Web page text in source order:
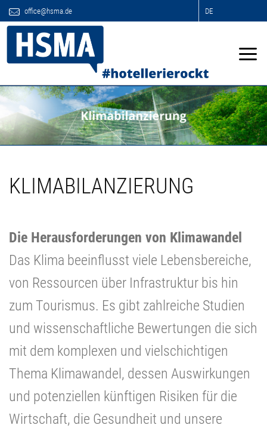
office@hsma.de DE
KLIMABILANZIERUNG
Die Herausforderungen von Klimawandel
Das Klima beeinflusst viele Lebensbereiche,
von Ressourcen über Infrastruktur bis hin
zum Tourismus. Es gibt zahlreiche Studien
und wissenschaftliche Bewertungen die sich
mit dem komplexen und vielschichtigen
Thema Klimawandel, dessen Auswirkungen
und potenziellen künftigen Risiken für die
Wirtschaft, die Gesundheit und unsere